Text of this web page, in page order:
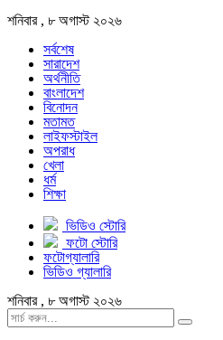
শনিবার , ৮ অগাস্ট ২০২৬
সর্বশেষ
সারাদেশ
অর্থনীতি
বাংলাদেশ
বিনোদন
মতামত
লাইফস্টাইল
অপরাধ
খেলা
ধর্ম
শিক্ষা
ভিডিও স্টোরি
ফটো স্টোরি
ফটোগ্যালারি
ভিডিও গ্যালারি
শনিবার , ৮ অগাস্ট ২০২৬